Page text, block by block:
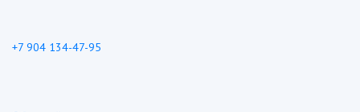
+7 904 134-47-95